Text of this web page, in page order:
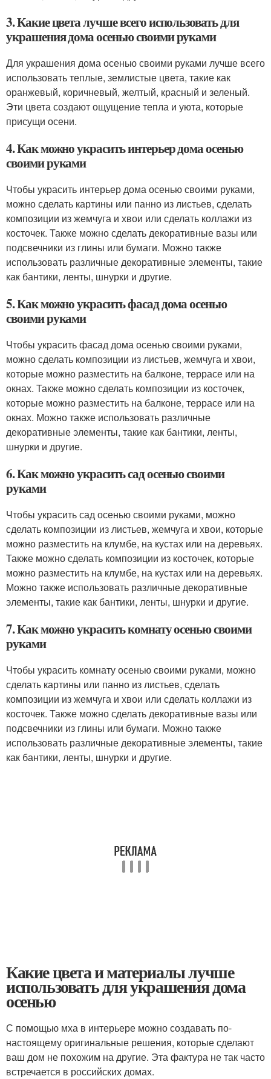
3. Какие цвета лучше всего использовать для
украшения дома осенью своими руками
Для украшения дома осенью своими руками лучше всего
использовать теплые, землистые цвета, такие как
оранжевый, коричневый, желтый, красный и зеленый.
Эти цвета создают ощущение тепла и уюта, которые
присущи осени.
4. Как можно украсить интерьер дома осенью
своими руками
Чтобы украсить интерьер дома осенью своими руками,
можно сделать картины или панно из листьев, сделать
композиции из жемчуга и хвои или сделать коллажи из
косточек. Также можно сделать декоративные вазы или
подсвечники из глины или бумаги. Можно также
использовать различные декоративные элементы, такие
как бантики, ленты, шнурки и другие.
5. Как можно украсить фасад дома осенью
своими руками
Чтобы украсить фасад дома осенью своими руками,
можно сделать композиции из листьев, жемчуга и хвои,
которые можно разместить на балконе, террасе или на
окнах. Также можно сделать композиции из косточек,
которые можно разместить на балконе, террасе или на
окнах. Можно также использовать различные
декоративные элементы, такие как бантики, ленты,
шнурки и другие.
6. Как можно украсить сад осенью своими
руками
Чтобы украсить сад осенью своими руками, можно
сделать композиции из листьев, жемчуга и хвои, которые
можно разместить на клумбе, на кустах или на деревьях.
Также можно сделать композиции из косточек, которые
можно разместить на клумбе, на кустах или на деревьях.
Можно также использовать различные декоративные
элементы, такие как бантики, ленты, шнурки и другие.
7. Как можно украсить комнату осенью своими
руками
Чтобы украсить комнату осенью своими руками, можно
сделать картины или панно из листьев, сделать
композиции из жемчуга и хвои или сделать коллажи из
косточек. Также можно сделать декоративные вазы или
подсвечники из глины или бумаги. Можно также
использовать различные декоративные элементы, такие
как бантики, ленты, шнурки и другие.
Какие цвета и материалы лучше
использовать для украшения дома
осенью
С помощью мха в интерьере можно создавать по-
настоящему оригинальные решения, которые сделают
ваш дом не похожим на другие. Эта фактура не так часто
встречается в российских домах.